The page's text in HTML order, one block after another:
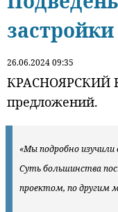
застройки
26.06.2024 09:35
КРАСНОЯРСКИЙ
предложений.
«Мы подробно
Суть большинства
проектом, по другим